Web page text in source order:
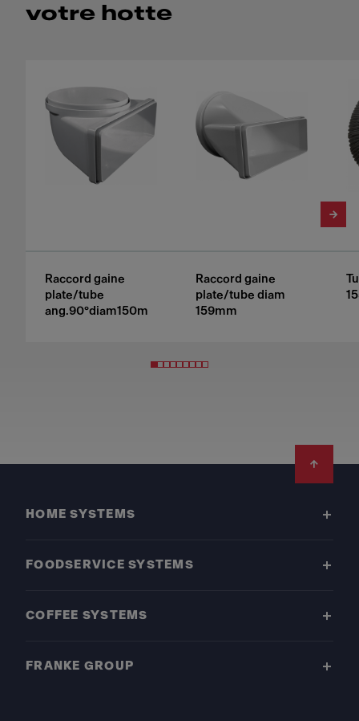
votre hotte
Raccord gaine
plate/tube
ang.90°diam150m
Raccord gaine
plate/tube diam
159mm
HOME SYSTEMS
FOODSERVICE SYSTEMS
COFFEE SYSTEMS
FRANKE GROUP